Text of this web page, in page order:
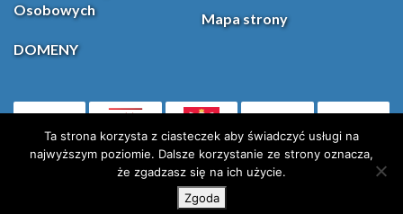
Osobowych
Mapa strony
DOMENY
(otwiera się w nowej karcie)Facebook
X (Twitter)
Ta strona korzysta z ciasteczek aby świadczyć usługi na
najwyższym poziomie. Dalsze korzystanie ze strony oznacza,
że zgadzasz się na ich użycie.
Zgoda